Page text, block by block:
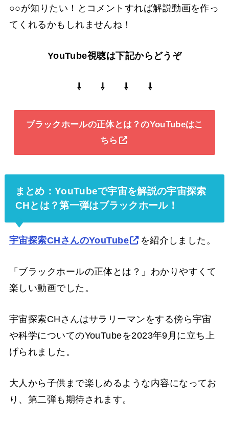
○○が知りたい！とコメントすれば解説動画を作っ
てくれるかもしれませんね！
YouTube視聴は下記からどうぞ
⇩ ⇩ ⇩ ⇩
ブラックホールの正体とは？のYouTubeはこ
ちら
まとめ：YouTubeで宇宙を解説の宇宙探索
CHとは？第一弾はブラックホール！
宇宙探索CHさんのYouTube を紹介しました。
「ブラックホールの正体とは？」わかりやすくて
楽しい動画でした。
宇宙探索CHさんはサラリーマンをする傍ら宇宙
や科学についてのYouTubeを2023年9月に立ち上
げられました。
大人から子供まで楽しめるような内容になってお
り、第二弾も期待されます。